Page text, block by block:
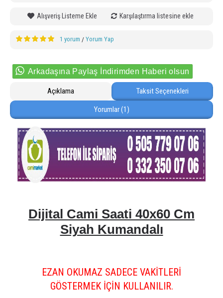
Alışveriş Listeme Ekle Karşılaştırma listesine ekle
1 yorum / Yorum Yap
Arkadaşına Paylaş İndirimden Haberi olsun
Açıklama Taksit Seçenekleri
Yorumlar (1)
Dijital Cami Saati 40x60 Cm
Siyah Kumandalı
EZAN OKUMAZ SADECE VAKİTLERİ
GÖSTERMEK İÇİN KULLANILIR.